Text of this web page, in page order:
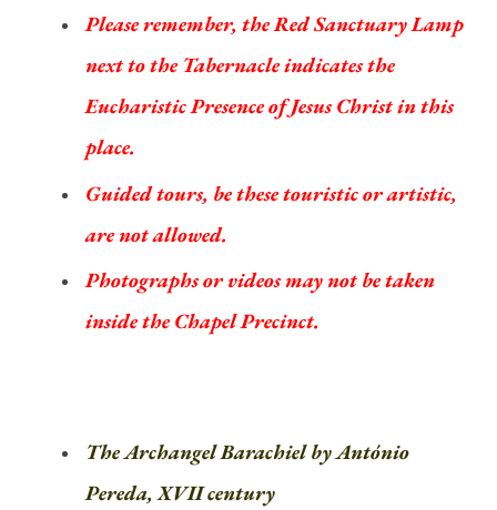
Please remember, the Red Sanctuary Lamp
next to the Tabernacle indicates the
Eucharistic Presence of Jesus Christ in this
place.
Guided tours, be these touristic or artistic,
are not allowed.
Photographs or videos may not be taken
inside the Chapel Precinct.
The Archangel Barachiel by António
Pereda, XVII century